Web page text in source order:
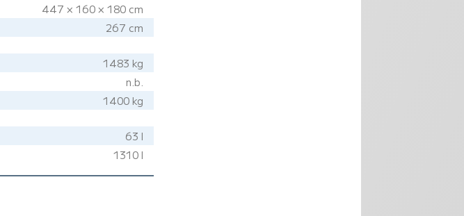
447 × 160 × 180 cm
267 cm
1483 kg
n.b.
1400 kg
63 l
1310 l